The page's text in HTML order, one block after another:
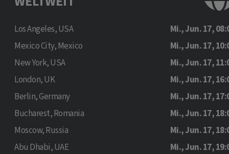
Los Angeles, USA
Mi., Jun. 17,
Mexico City, Mexico
Mi., Jun. 17,
New York, USA
Mi., Jun. 17,
London, UK
Mi., Jun. 17,
Berlin, Germany
Mi., Jun. 17,
Bucharest, Romania
Mi., Jun. 17,
Moscow, Russia
Mi., Jun. 17,
Abu Dhabi, UAE
Mi., Jun. 17,